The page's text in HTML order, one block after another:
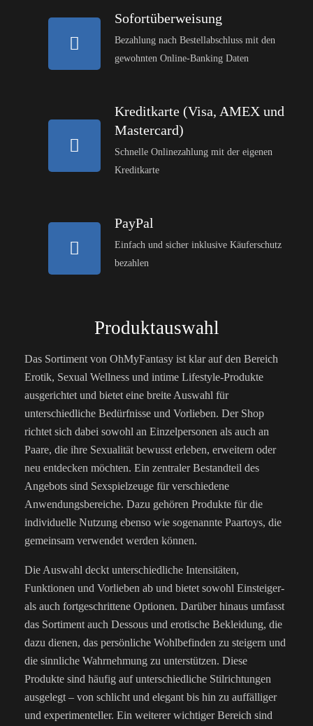
Sofortüberweisung
Bezahlung nach Bestellabschluss mit den
gewohnten Online-Banking Daten
Kreditkarte (Visa, AMEX und
Mastercard)
Schnelle Onlinezahlung mit der eigenen
Kreditkarte
PayPal
Einfach und sicher inklusive Käuferschutz
bezahlen
Produktauswahl
Das Sortiment von OhMyFantasy ist klar auf den Bereich
Erotik, Sexual Wellness und intime Lifestyle-Produkte
ausgerichtet und bietet eine breite Auswahl für
unterschiedliche Bedürfnisse und Vorlieben. Der Shop
richtet sich dabei sowohl an Einzelpersonen als auch an
Paare, die ihre Sexualität bewusst erleben, erweitern oder
neu entdecken möchten. Ein zentraler Bestandteil des
Angebots sind Sexspielzeuge für verschiedene
Anwendungsbereiche. Dazu gehören Produkte für die
individuelle Nutzung ebenso wie sogenannte Paartoys, die
gemeinsam verwendet werden können.
Die Auswahl deckt unterschiedliche Intensitäten,
Funktionen und Vorlieben ab und bietet sowohl Einsteiger-
als auch fortgeschrittene Optionen. Darüber hinaus umfasst
das Sortiment auch Dessous und erotische Bekleidung, die
dazu dienen, das persönliche Wohlbefinden zu steigern und
die sinnliche Wahrnehmung zu unterstützen. Diese
Produkte sind häufig auf unterschiedliche Stilrichtungen
ausgelegt – von schlicht und elegant bis hin zu auffälliger
und experimenteller. Ein weiterer wichtiger Bereich sind